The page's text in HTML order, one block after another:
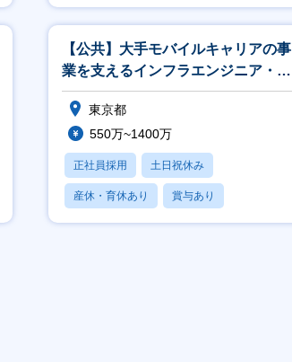
賞与あり
【公共】大手モバイルキャリアの事
業を支えるインフラエンジニア・イ
ンフラアーキテクト<188>
東京都
550万~1400万
正社員採用 土日祝休み
産休・育休あり 賞与あり
フレックス